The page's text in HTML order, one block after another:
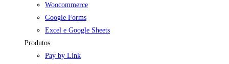
Woocommerce
Google Forms
Excel e Google Sheets
Produtos
Pay by Link